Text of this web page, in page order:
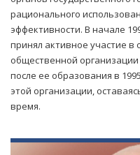
рационального
эффективности. В начале
принял активное участие
общественной
после ее образования в
этой организации,
время.